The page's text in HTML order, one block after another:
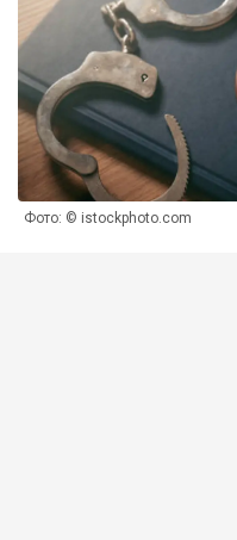
Фото: © istockphoto.com